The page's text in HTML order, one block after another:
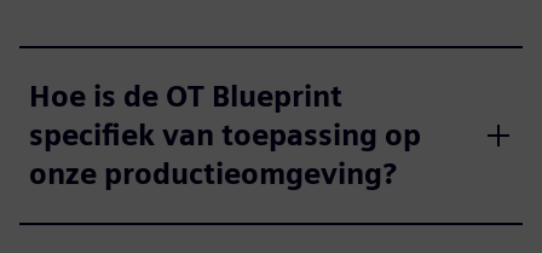
Hoe is de OT Blueprint
specifiek van toepassing op
onze productieomgeving?